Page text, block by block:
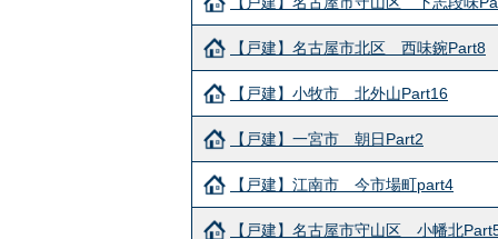
【戸建】名古屋市北区 西味鋺Part8
【戸建】小牧市 北外山Part16
【戸建】一宮市 朝日Part2
【戸建】江南市 今市場町part4
【戸建】名古屋市守山区 小幡北